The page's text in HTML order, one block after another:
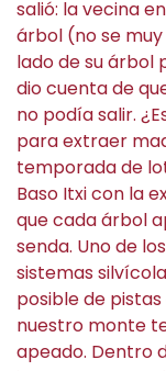
salió: la vecina
árbol (no se
lado de su árbol
dio cuenta de
no podía salir.
para extraer
temporada de
Baso Itxi con la
que cada árbol
senda. Uno de
sistemas
posible de
nuestro monte
apeado. Dentro